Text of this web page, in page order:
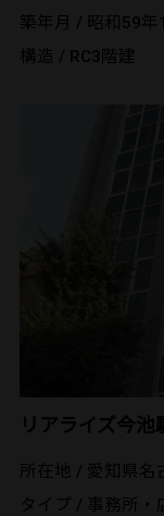
築年月 / 昭和59年
構造 / RC3階建
リアライズ今池
所在地 / 愛知県名
タイプ / 事務所・